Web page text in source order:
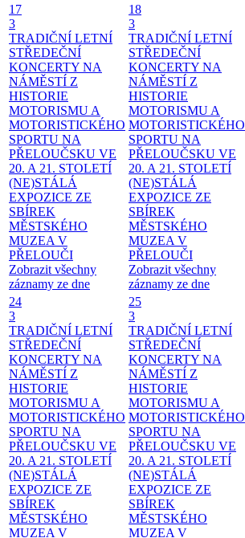
17
3
TRADIČNÍ LETNÍ
STŘEDEČNÍ
KONCERTY NA
NÁMĚSTÍ Z
HISTORIE
MOTORISMU A
MOTORISTICKÉHO
SPORTU NA
PŘELOUČSKU VE
20. A 21. STOLETÍ
(NE)STÁLÁ
EXPOZICE ZE
SBÍREK
MĚSTSKÉHO
MUZEA V
PŘELOUČI
Zobrazit všechny
záznamy ze dne
18
3
TRADIČNÍ LETNÍ
STŘEDEČNÍ
KONCERTY NA
NÁMĚSTÍ Z
HISTORIE
MOTORISMU A
MOTORISTICKÉHO
SPORTU NA
PŘELOUČSKU VE
20. A 21. STOLETÍ
(NE)STÁLÁ
EXPOZICE ZE
SBÍREK
MĚSTSKÉHO
MUZEA V
PŘELOUČI
Zobrazit všechny
záznamy ze dne
24
3
TRADIČNÍ LETNÍ
STŘEDEČNÍ
KONCERTY NA
NÁMĚSTÍ Z
HISTORIE
MOTORISMU A
MOTORISTICKÉHO
SPORTU NA
PŘELOUČSKU VE
20. A 21. STOLETÍ
(NE)STÁLÁ
EXPOZICE ZE
SBÍREK
MĚSTSKÉHO
MUZEA V
25
3
TRADIČNÍ LETNÍ
STŘEDEČNÍ
KONCERTY NA
NÁMĚSTÍ Z
HISTORIE
MOTORISMU A
MOTORISTICKÉHO
SPORTU NA
PŘELOUČSKU VE
20. A 21. STOLETÍ
(NE)STÁLÁ
EXPOZICE ZE
SBÍREK
MĚSTSKÉHO
MUZEA V